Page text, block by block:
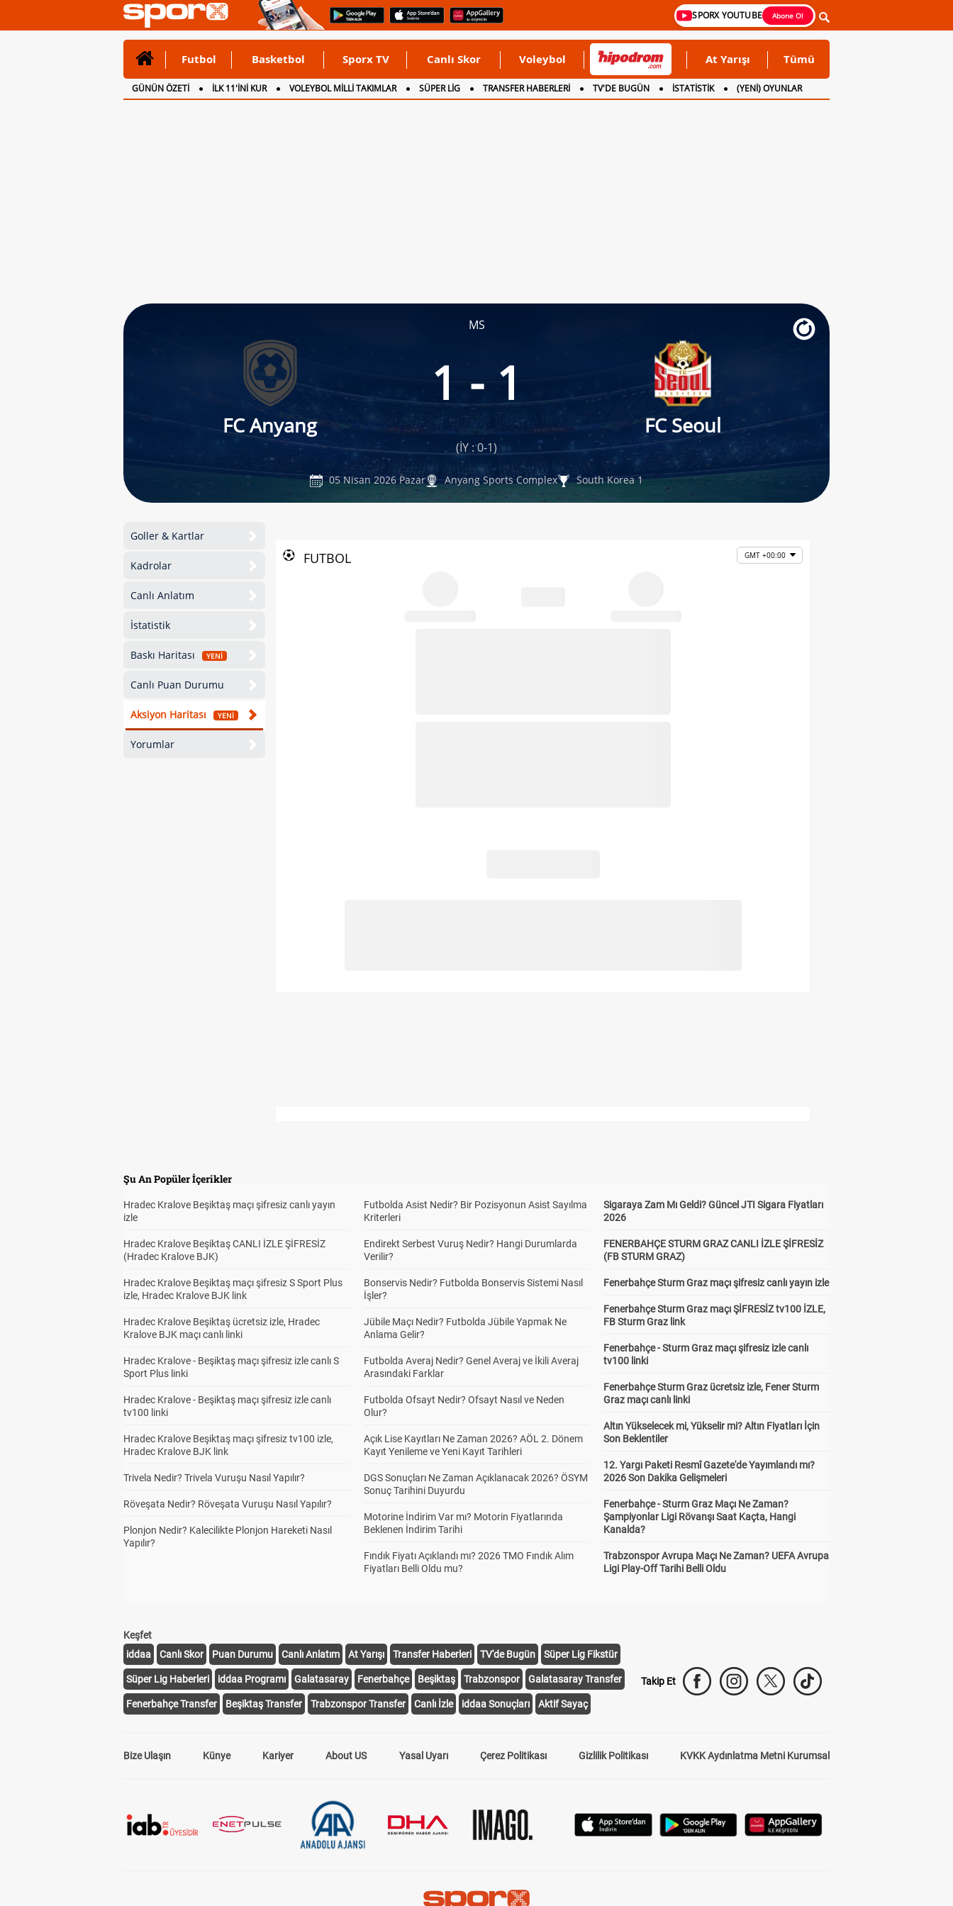
SPORX YOUTUBE Abone Ol
Futbol Basketbol Sporx TV Canlı Skor Voleybol At Yarışı Tümü
GÜNÜN ÖZETİ İLK 11'İNİ KUR VOLEYBOL MİLLİ TAKIMLAR SÜPER LİG TRANSFER HABERLERİ TV'DE BUGÜN İSTATİSTİK
(YENİ) OYUNLAR
CANLI ANLATIM
İNGİLTERE
MS
FC Anyang
1 - 1
FC Seoul
(İY : 0-1)
05 Nisan 2026 Pazar Anyang Sports Complex South Korea 1
Goller & Kartlar
Kadrolar
Canlı Anlatım
İstatistik
Baskı Haritası YENİ
Canlı Puan Durumu
Aksiyon Haritası YENİ
Yorumlar
FUTBOL GMT +00:00
Şu An Popüler İçerikler
Hradec Kralove Beşiktaş maçı şifresiz canlı yayın
izle
Hradec Kralove Beşiktaş CANLI İZLE ŞİFRESİZ
(Hradec Kralove BJK)
Hradec Kralove Beşiktaş maçı şifresiz S Sport Plus
izle, Hradec Kralove BJK link
Hradec Kralove Beşiktaş ücretsiz izle, Hradec
Kralove BJK maçı canlı linki
Hradec Kralove - Beşiktaş maçı şifresiz izle canlı S
Sport Plus linki
Hradec Kralove - Beşiktaş maçı şifresiz izle canlı
tv100 linki
Hradec Kralove Beşiktaş maçı şifresiz tv100 izle,
Hradec Kralove BJK link
Trivela Nedir? Trivela Vuruşu Nasıl Yapılır?
Röveşata Nedir? Röveşata Vuruşu Nasıl Yapılır?
Plonjon Nedir? Kalecilikte Plonjon Hareketi Nasıl
Yapılır?
Futbolda Asist Nedir? Bir Pozisyonun Asist Sayılma
Kriterleri
Endirekt Serbest Vuruş Nedir? Hangi Durumlarda
Verilir?
Bonservis Nedir? Futbolda Bonservis Sistemi Nasıl
İşler?
Jübile Maçı Nedir? Futbolda Jübile Yapmak Ne
Anlama Gelir?
Futbolda Averaj Nedir? Genel Averaj ve İkili Averaj
Arasındaki Farklar
Futbolda Ofsayt Nedir? Ofsayt Nasıl ve Neden
Olur?
Açık Lise Kayıtları Ne Zaman 2026? AÖL 2. Dönem
Kayıt Yenileme ve Yeni Kayıt Tarihleri
DGS Sonuçları Ne Zaman Açıklanacak 2026? ÖSYM
Sonuç Tarihini Duyurdu
Motorine İndirim Var mı? Motorin Fiyatlarında
Beklenen İndirim Tarihi
Fındık Fiyatı Açıklandı mı? 2026 TMO Fındık Alım
Fiyatları Belli Oldu mu?
Sigaraya Zam Mı Geldi? Güncel JTI Sigara Fiyatları
2026
FENERBAHÇE STURM GRAZ CANLI İZLE ŞİFRESİZ
(FB STURM GRAZ)
Fenerbahçe Sturm Graz maçı şifresiz canlı yayın izle
Fenerbahçe Sturm Graz maçı ŞİFRESİZ tv100 İZLE,
FB Sturm Graz link
Fenerbahçe - Sturm Graz maçı şifresiz izle canlı
tv100 linki
Fenerbahçe Sturm Graz ücretsiz izle, Fener Sturm
Graz maçı canlı linki
Altın Yükselecek mi, Yükselir mi? Altın Fiyatları İçin
Son Beklentiler
12. Yargı Paketi Resmî Gazete'de Yayımlandı mı?
2026 Son Dakika Gelişmeleri
Fenerbahçe - Sturm Graz Maçı Ne Zaman?
Şampiyonlar Ligi Rövanşı Saat Kaçta, Hangi
Kanalda?
Trabzonspor Avrupa Maçı Ne Zaman? UEFA Avrupa
Ligi Play-Off Tarihi Belli Oldu
Keşfet
iddaa
Canlı Skor Puan Durumu Canlı Anlatım At Yarışı Transfer Haberleri TV'de Bugün Süper Lig Fikstür
Süper Lig Haberleri iddaa Programı Galatasaray Fenerbahçe Beşiktaş Trabzonspor Galatasaray Transfer
Fenerbahçe Transfer Beşiktaş Transfer Trabzonspor Transfer Canlı İzle iddaa Sonuçları Aktif Sayaç
Takip Et
Bize Ulaşın Künye Kariyer About US Yasal Uyarı Çerez Politikası Gizlilik Politikası KVKK Aydınlatma Metni Kurumsal